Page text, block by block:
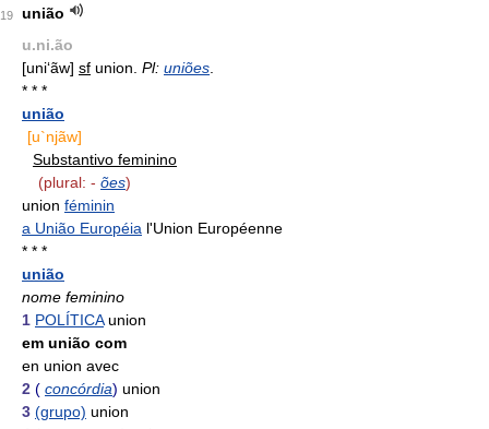
19
união
u.ni.ão
[uni‘ãw] sf union. Pl: uniões
* * *
união
[u`njãw]
Substantivo feminino
(plural: - ões)
union féminin
a União Européia l'Union Européenne
* * *
união
nome feminino
1 POLÍTICAunion
em união com
en union avec
2 ( concórdia) union
3 (grupo) union